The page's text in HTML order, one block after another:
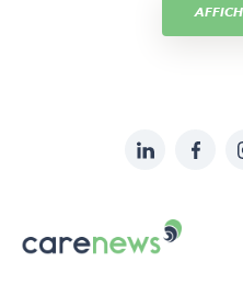
sur:
LinkedIn
Carenews,
Le